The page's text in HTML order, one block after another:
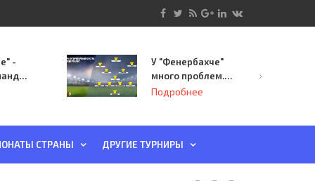
-
У "Фенербахче"
много проблем.
Но он опасен для
Подробнее
СТРАНЫ ДРУГИЕ ТУРНИРЫ